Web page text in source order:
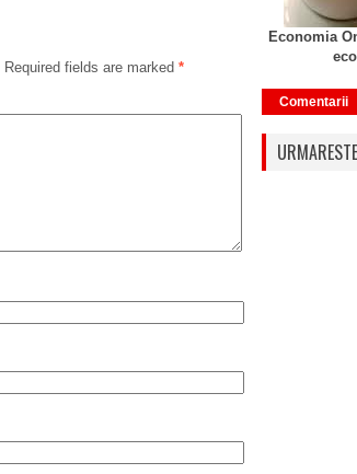
Required fields are marked *
Economia
Comentarii